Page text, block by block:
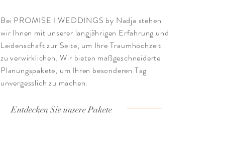
Bei PROMISE I WEDDINGS by Nadja stehen
wir Ihnen mit unserer langjährigen Erfahrung und
Leidenschaft zur Seite, um Ihre Traumhochzeit
zu verwirklichen. Wir bieten maßgeschneiderte
Planungspakete, um Ihren besonderen Tag
unvergesslich zu machen.
Entdecken Sie unsere Pakete